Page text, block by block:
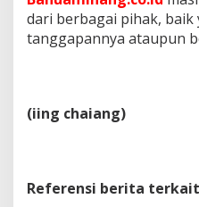
dari berbagai pihak, baik
tanggapannya ataupun
(iing chaiang)
Referensi berita